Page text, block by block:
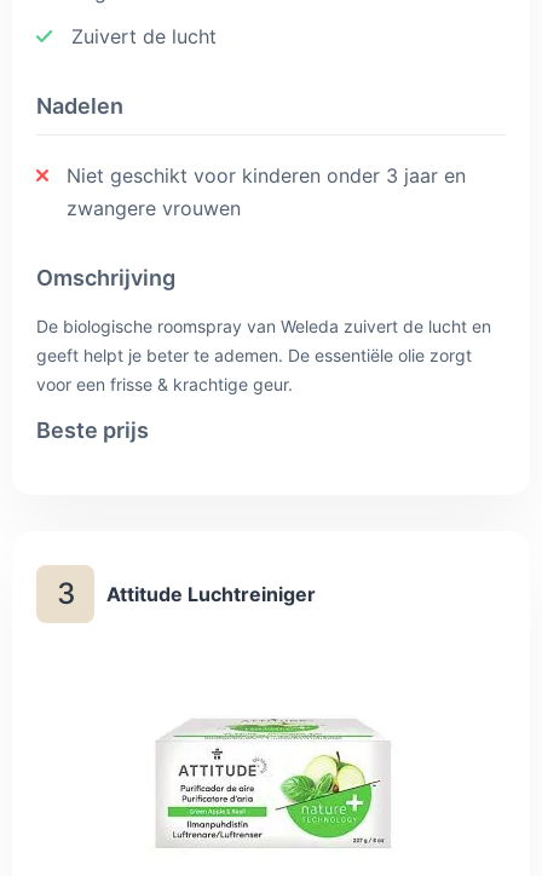
Zuivert de lucht
Nadelen
Niet geschikt voor kinderen onder 3 jaar en
zwangere vrouwen
Omschrijving
De biologische roomspray van Weleda zuivert de lucht en
geeft helpt je beter te ademen. De essentiële olie zorgt
voor een frisse & krachtige geur.
Beste prijs
3 Attitude Luchtreiniger